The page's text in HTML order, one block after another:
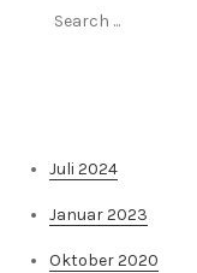
Juli 2024
Januar 2023
Oktober 2020